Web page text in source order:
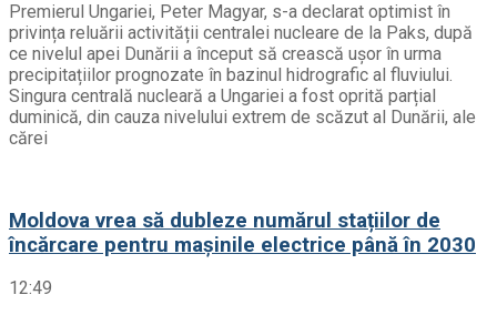
Premierul Ungariei, Peter Magyar, s-a declarat optimist în
privința reluării activității centralei nucleare de la Paks, după
ce nivelul apei Dunării a început să crească ușor în urma
precipitațiilor prognozate în bazinul hidrografic al fluviului.
Singura centrală nucleară a Ungariei a fost oprită parțial
duminică, din cauza nivelului extrem de scăzut al Dunării, ale
cărei
Moldova vrea să dubleze numărul stațiilor de
încărcare pentru mașinile electrice până în 2030
12:49